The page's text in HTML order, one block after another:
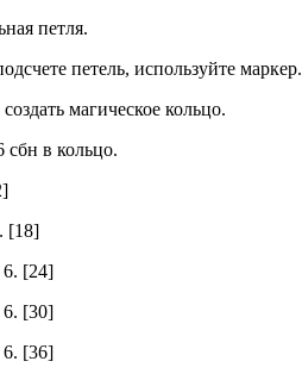
петля.
петель, используйте маркер.
магическое кольцо.
сбн в кольцо.
[18]
6. [24]
6. [30]
6. [36]